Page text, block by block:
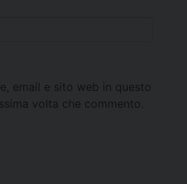
email e sito web in questo
volta che commento.